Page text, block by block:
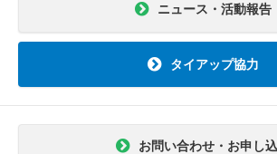
ニュース・活動報告
タイアップ協力
お問い合わせ・お申し